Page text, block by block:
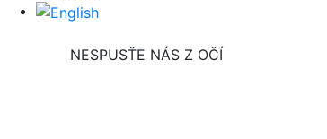
NESPUSŤE NÁS Z OČÍ